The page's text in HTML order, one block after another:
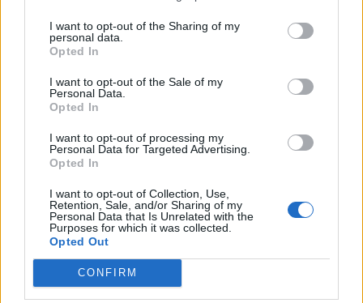
I want to opt-out of the Sharing of my
personal data.
Opted In
I want to opt-out of the Sale of my
Personal Data.
Opted In
I want to opt-out of processing my
Personal Data for Targeted Advertising.
Opted In
I want to opt-out of Collection, Use,
Retention, Sale, and/or Sharing of my
Personal Data that Is Unrelated with the
Purposes for which it was collected.
Opted Out
CONFIRM
των ατόμων μεενδομητρίωση
μπορούν να μείνουν έγκυες φυσικά
Κόπωση, σε συνδυασμό με ένα ή
περισσότερα από τα παραπάνω
συμπτώματα